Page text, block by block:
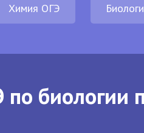
Химия ОГЭ
биологии